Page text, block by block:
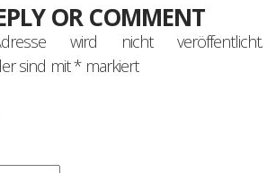
OR COMMENT
wird nicht veröffentlicht.
sind mit*markiert